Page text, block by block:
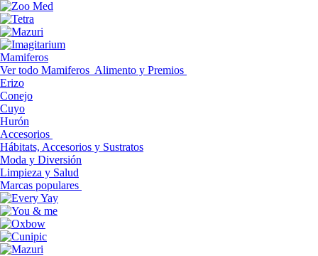
Mamiferos
Ver todo Mamiferos Alimento y Premios
Erizo
Conejo
Cuyo
Hurón
Accesorios
Hábitats, Accesorios y Sustratos
Moda y Diversión
Limpieza y Salud
Marcas populares